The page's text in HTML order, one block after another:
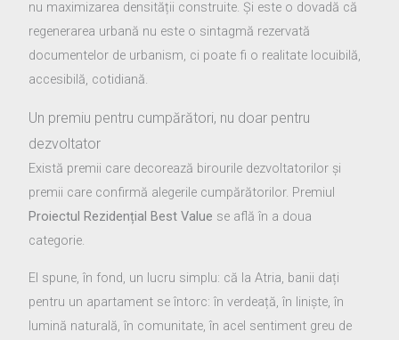
nu maximizarea densității construite. Și este o dovadă că
regenerarea urbană nu este o sintagmă rezervată
documentelor de urbanism, ci poate fi o realitate locuibilă,
accesibilă, cotidiană.
Un premiu pentru cumpărători, nu doar pentru
dezvoltator
Există premii care decorează birourile dezvoltatorilor și
premii care confirmă alegerile cumpărătorilor. Premiul
Proiectul Rezidențial Best Value se află în a doua
categorie.
El spune, în fond, un lucru simplu: că la Atria, banii dați
pentru un apartament se întorc: în verdeață, în liniște, în
lumină naturală, în comunitate, în acel sentiment greu de